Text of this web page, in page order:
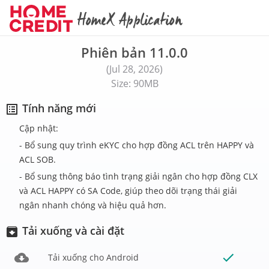
HomeX Application
Phiên bản 11.0.0
(Jul 28, 2026)
Size: 90MB
Tính năng mới
Cập nhật:
- Bổ sung quy trình eKYC cho hợp đồng ACL trên HAPPY và
ACL SOB.
- Bổ sung thông báo tình trạng giải ngân cho hợp đồng CLX
và ACL HAPPY có SA Code, giúp theo dõi trạng thái giải
ngân nhanh chóng và hiệu quả hơn.
Tải xuống và cài đặt
Tải xuống cho Android